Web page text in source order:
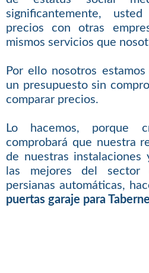
significantemente,
precios con otras
mismos servicios que
Por ello nosotros
un presupuesto sin
comparar precios.
Lo hacemos, porque
comprobará que nuestra
de nuestras instalaciones
las mejores del
persianas automáticas,
puertas garaje para